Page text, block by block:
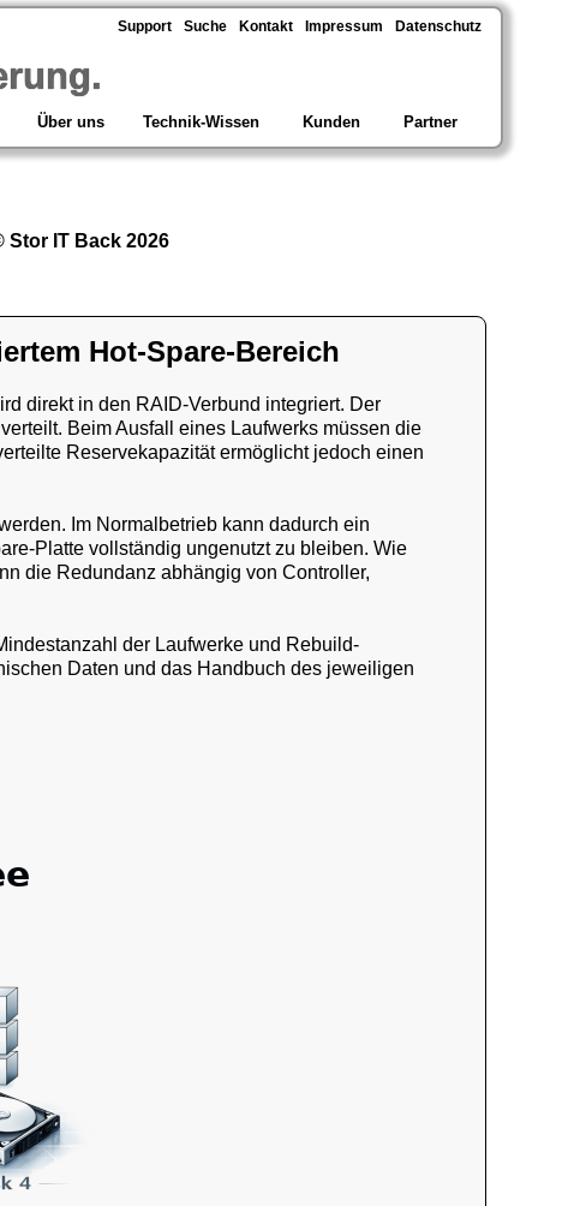
Support Suche Kontakt Impressum Datenschutz
Über uns Technik-Wissen Kunden Partner
Stor IT Back 2026
Hot-Spare-Bereich
direkt in den RAID-Verbund integriert. Der
Beim Ausfall eines Laufwerks müssen die
Reservekapazität ermöglicht jedoch einen
Im Normalbetrieb kann dadurch ein
Platte vollständig ungenutzt zu bleiben. Wie
die Redundanz abhängig von Controller,
der Laufwerke und Rebuild-
Daten und das Handbuch des jeweiligen